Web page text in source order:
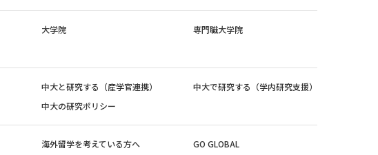
大学院
専門職大学院
中大と研究する（産学官連携）
中大で研究する（学内研究支援）
中大の研究ポリシー
海外留学を考えている方へ
GO GLOBAL